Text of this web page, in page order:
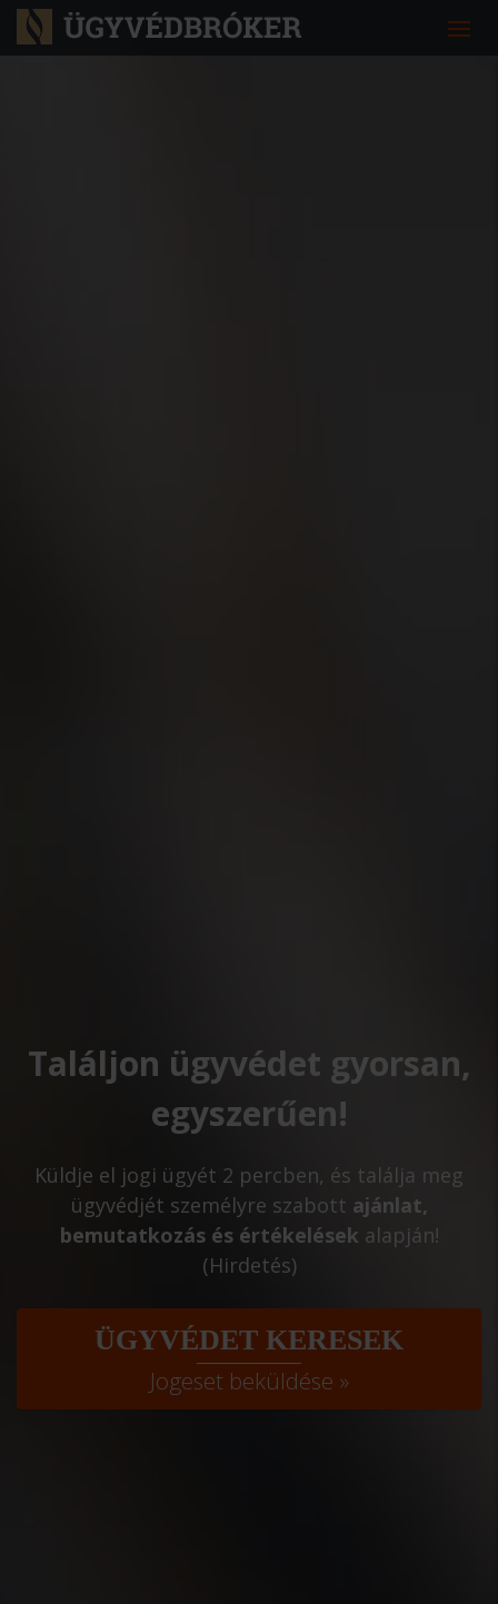
Találjon ügyvédet gyorsan,
egyszerűen!
Küldje el jogi ügyét 2 percben, és találja meg
ügyvédjét személyre szabott ajánlat,
bemutatkozás és értékelések alapján!
(Hirdetés)
ÜGYVÉDET KERESEK
Jogeset beküldése »